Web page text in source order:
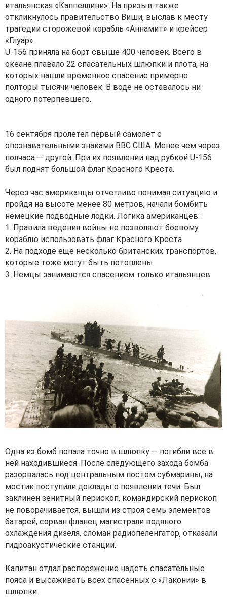
итальянская «Каппеллини». На призыв также
откликнулось правительство Виши, выслав к месту
трагедии сторожевой корабль «Аннамит» и крейсер
«Глуар».
U-156 приняла на борт свыше 400 человек. Всего в
океане плавало 22 спасательных шлюпки и плота, на
которых нашли временное спасение примерно
полторы тысячи человек. В воде не оставалось ни
одного потерпевшего.
16 сентября пролетел первый самолет с
опознавательными знаками ВВС США. Менее чем через
полчаса — другой. При их появлении над рубкой U-156
был поднят большой флаг Красного Креста.
Через час американцы отчетливо понимая ситуацию и
пройдя на высоте менее 80 метров, начали бомбить
немецкие подводные лодки. Логика американцев:
1. Правила ведения войны не позволяют боевому
кораблю использовать флаг Красного Креста
2. На подходе еще несколько британских транспортов,
которые тоже могут быть потоплены
3. Немцы занимаются спасением только итальянцев
Одна из бомб попала точно в шлюпку — погибли все в
ней находившиеся. После следующего захода бомба
разорвалась под центральным постом субмарины, на
мостик поступили доклады о появлении течи. Был
заклинен зенитный перископ, командирский перископ
не поворачивается, вышли из строя семь элементов
батарей, сорван фланец магистрали водяного
охлаждения дизеля, сломан радиопеленгатор, отказали
гидроакустические станции.
Капитан отдал распоряжение надеть спасательные
пояса и высаживать всех спасенных с «Лаконии» в
шлюпки.